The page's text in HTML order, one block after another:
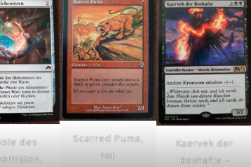
des
Scarred Puma,
rot
Kaervek der
Boshafte –